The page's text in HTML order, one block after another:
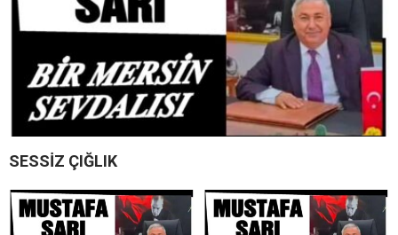
SESSİZ ÇIĞLIK